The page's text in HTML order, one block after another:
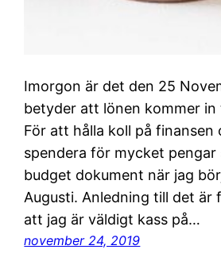
Imorgon är det den 25
betyder att lönen kommer
För att hålla koll på
spendera för mycket pengar
budget dokument när jag
Augusti. Anledning till det är
att jag är väldigt kass på…
november 24, 2019